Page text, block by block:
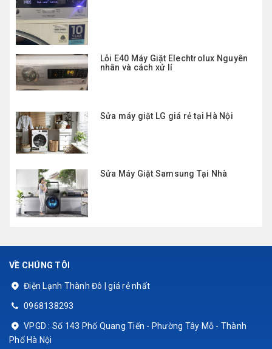
Lỗi E40 Máy Giặt Elechtrolux Nguyên
nhân và cách xử lí
Sửa máy giặt LG giá rẻ tại Hà Nội
Sửa Máy Giặt Samsung Tại Nhà
VỀ CHÚNG TÔI
Điện Lạnh Thành Đô | giá rẻ nhất
0968138293
VPGD : Số 143 Phố Quang Tiến - Phường Tây Mỗ - Thành
Phố Hà Nội